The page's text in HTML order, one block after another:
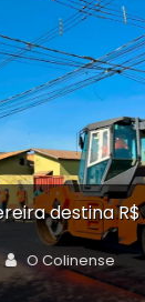
destina
Author
O Colinense